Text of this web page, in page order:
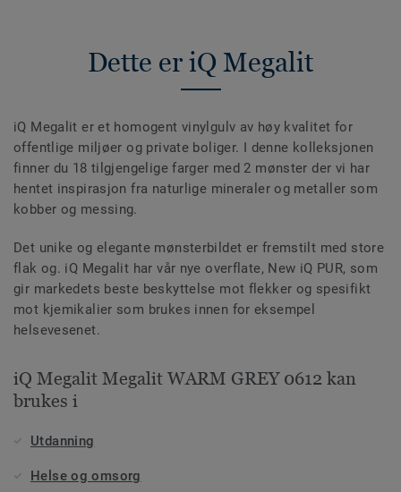
Dette er iQ Megalit
iQ Megalit er et homogent vinylgulv av høy kvalitet for
offentlige miljøer og private boliger. I denne kolleksjonen
finner du 18 tilgjengelige farger med 2 mønster der vi har
hentet inspirasjon fra naturlige mineraler og metaller som
kobber og messing.
Det unike og elegante mønsterbildet er fremstilt med store
flak og. iQ Megalit har vår nye overflate, New iQ PUR, som
gir markedets beste beskyttelse mot flekker og spesifikt
mot kjemikalier som brukes innen for eksempel
helsevesenet.
iQ Megalit Megalit WARM GREY 0612 kan
brukes i
Utdanning
Helse og omsorg